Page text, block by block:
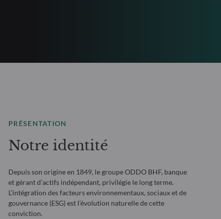
PRÉSENTATION
Notre identité
Depuis son origine en 1849, le groupe ODDO BHF, banque
et gérant d’actifs indépendant, privilégie le long terme.
L’intégration des facteurs environnementaux, sociaux et de
gouvernance (ESG) est l’évolution naturelle de cette
conviction.